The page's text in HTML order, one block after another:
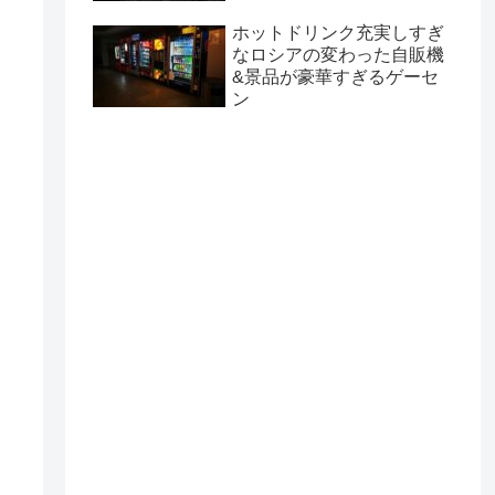
ホットドリンク充実しすぎ
なロシアの変わった自販機
&景品が豪華すぎるゲーセ
ン